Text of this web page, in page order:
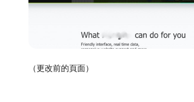
（更改前的頁面）